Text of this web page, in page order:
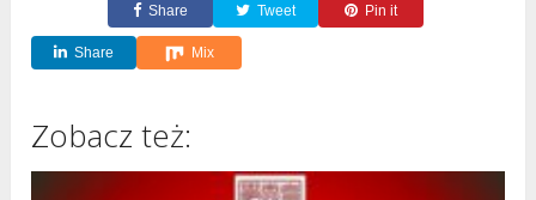
Share Tweet Pin it
Share Mix
Zobacz też: